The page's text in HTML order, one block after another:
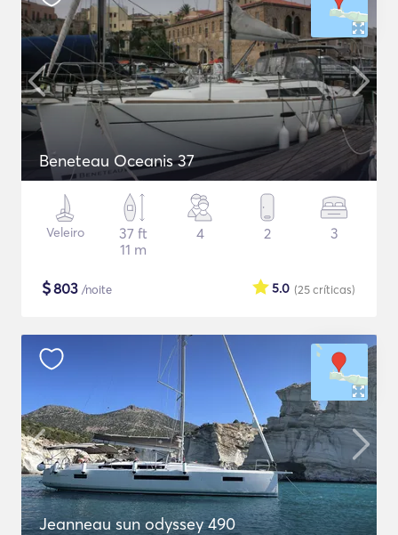
Beneteau Oceanis 37
Veleiro
37 ft
11 m
4 2 3
$803 /noite (25críticas)
5.0
Jeanneau sun odyssey 490